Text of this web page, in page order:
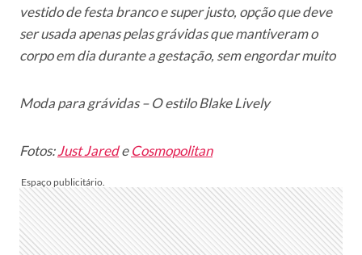
vestido de festa branco e super justo, opção que deve
ser usada apenas pelas grávidas que mantiveram o
corpo em dia durante a gestação, sem engordar muito
Moda para grávidas – O estilo Blake Lively
Fotos:Just JaredeCosmopolitan